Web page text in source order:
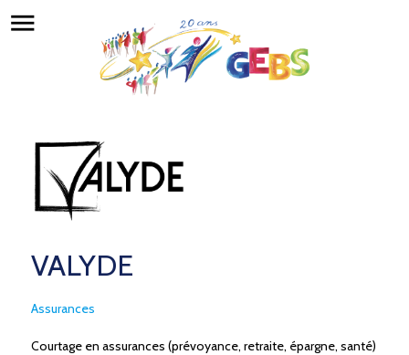
menu
VALYDE
Assurances
Courtage en assurances (prévoyance, retraite, épargne, santé)